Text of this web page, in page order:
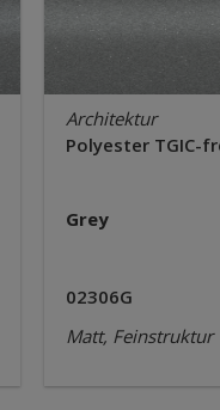
Architektur
Polyester TGIC-
Grey
02306G
Matt, Feinstruktur